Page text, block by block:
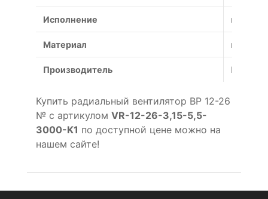
Исполнение
Материал
Производитель Россия
Купить радиальный вентилятор ВР 12-26
№ с артикулом VR-12-26-3,15-5,5-
3000-K1 по доступной цене можно на
нашем сайте!